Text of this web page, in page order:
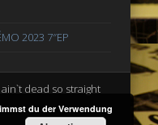
2023 7″EP
dead so straight
du der Verwendung